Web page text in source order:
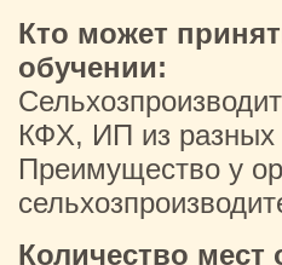
Кто может
обучении:
КФХ, ИП из разных
Преимущество у
Количество